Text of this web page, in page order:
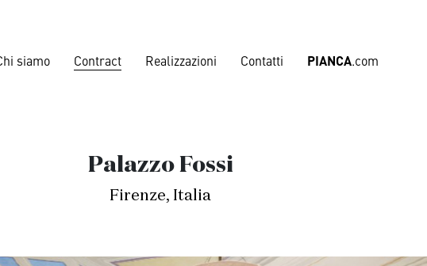
siamo Contract Realizzazioni Contatti PIANCA.com
Corporate
Banche
Palazzo Fossi
Firenze, Italia